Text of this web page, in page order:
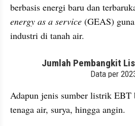
berbasis energi baru dan
energy as a service (GEAS)
industri di tanah air.
Adapun jenis sumber listrik EBT
tenaga air, surya, hingga angin.